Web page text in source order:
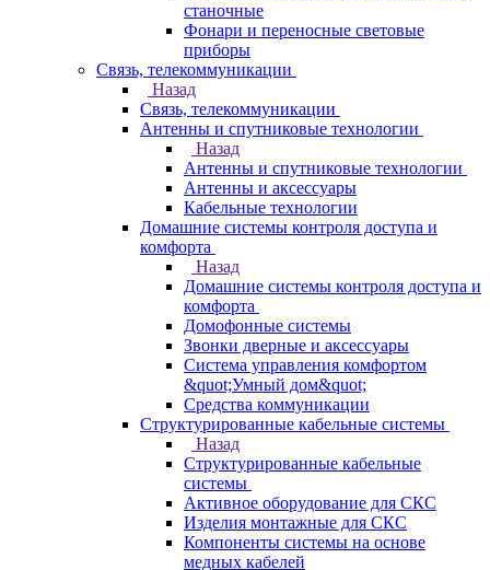
станочные
Фонари и переносные световые
приборы
Связь, телекоммуникации
Назад
Связь, телекоммуникации
Антенны и спутниковые технологии
Назад
Антенны и спутниковые технологии
Антенны и аксессуары
Кабельные технологии
Домашние системы контроля доступа и
комфорта
Назад
Домашние системы контроля доступа и
комфорта
Домофонные системы
Звонки дверные и аксессуары
Система управления комфортом
&quot;Умный дом&quot;
Средства коммуникации
Структурированные кабельные системы
Назад
Структурированные кабельные
системы
Активное оборудование для СКС
Изделия монтажные для СКС
Компоненты системы на основе
медных кабелей